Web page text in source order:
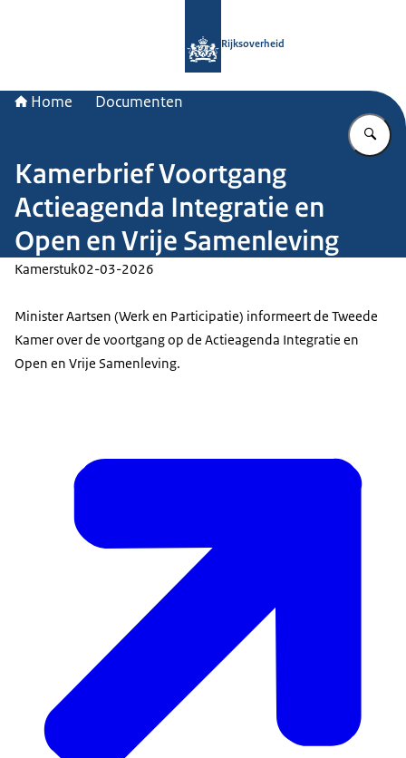
Rijksoverheid
Home Documenten
Kamerbrief Voortgang
Actieagenda Integratie en
Open en Vrije Samenleving
Kamerstuk02-03-2026
Minister Aartsen (Werk en Participatie) informeert de Tweede
Kamer over de voortgang op de Actieagenda Integratie en
Open en Vrije Samenleving.